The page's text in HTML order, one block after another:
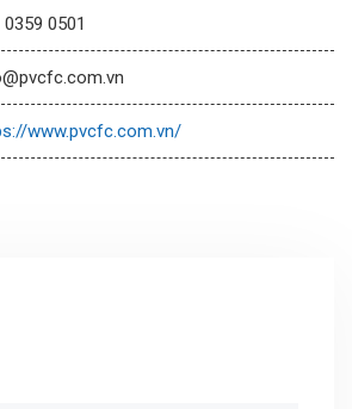
0501
www.pvcfc.com.vn/